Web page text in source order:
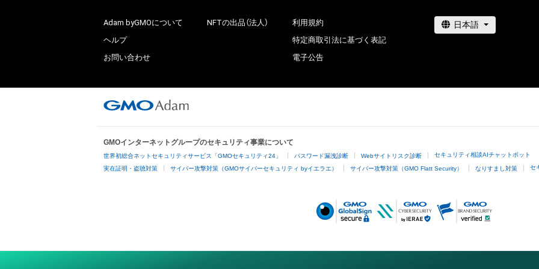
Adam byGMOについて
ヘルプ
お問い合わせ
NFTの出品（法人）
利用規約
特定商取引法に基づく表記
電子公告
GMOインターネットグループのセキュリティ事業について
世界初総合ネットセキュリティサービス「GMOセキュリティ24」 パスワード漏洩診断 Webサイトリスク診断 セキュリティ相談AIチャットボット
実在証明・盗聴対策 サイバー攻撃対策（GMOサイバーセキュリティ byイエラエ） サイバー攻撃対策（GMO Flatt Security） なりすまし対策 セ